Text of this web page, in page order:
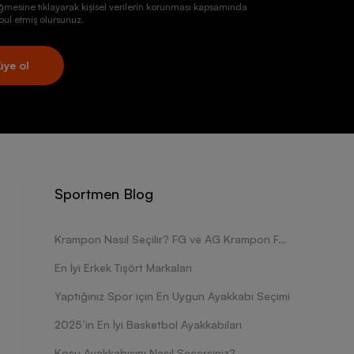
tıklayarak kişisel verilerin korunması kapsamında
etmiş olursunuz.
ol
Sportmen Blog
Krampon Nasıl Seçilir? FG ve AG Krampon Farkları Nelerdir?
En İyi Erkek Tişört Markaları
Yaptığınız Spor için En Uygun Ayakkabı Seçimi
2025’in En İyi Basketbol Ayakkabıları